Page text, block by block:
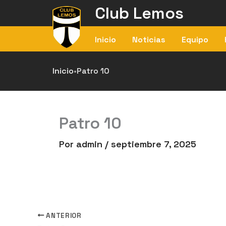
Club Lemos
Inicio Noticias Equipo
Inicio•Patro 10
Patro 10
Por admin / septiembre 7, 2025
ANTERIOR